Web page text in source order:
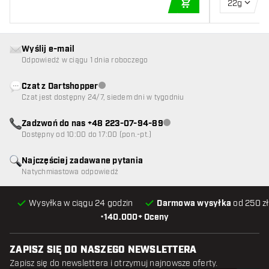
DODAJ DO
22g
•140.000+ Oceny
Wysyłka w ciągu 24 godzin Darmowa wysyłka od 250
Najczęściej zadawane pytania
Natychmiastowa odpowiedź
Wyślij e-mail
Odpowiedź w ciągu 1 dnia roboczego
Czat z DartshopperObsługa klienta niedostępna
Czat jest dostępny 24/7, siedem dni w tygodniu
Zadzwoń do nas +48 223-07-94-89Obsługa klienta niedostępna
Dostępny od 10:00 do 17:00 (pon.-pt.)
ZAPISZ SIĘ DO NASZEGO NEWSLETTERA
Zapisz się do newslettera i otrzymuj najnowsze oferty.